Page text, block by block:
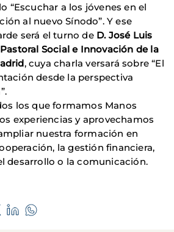
“Escuchar a los jóvenes en el
al nuevo Sínodo”. Y ese
será el turno de D. José Luis
Social e Innovación de la
, cuya charla versará sobre “El
desde la perspectiva
los que formamos Manos
experiencias y aprovechamos
nuestra formación en
la gestión financiera,
desarrollo o la comunicación.